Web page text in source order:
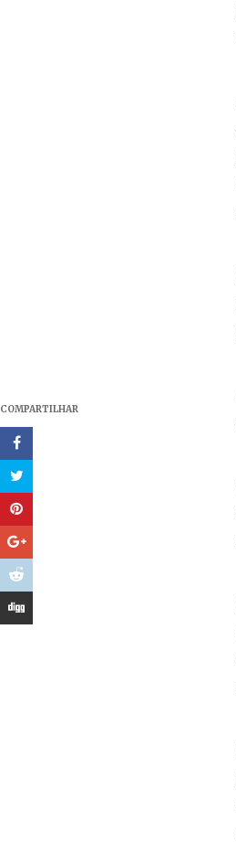
COMPARTILHAR